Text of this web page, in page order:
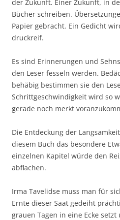
der Zukunft. Einer Zukunft, in
Bücher schreiben.
Papier gebracht. Ein Gedicht
druckreif.
Es sind Erinnerungen und
den Leser fesseln werden.
behäbig bestimmen sie den
Schrittgeschwindigkeit wird so
gerade noch merkt
Die Entdeckung der
diesem Buch das besondere
einzelnen Kapitel würde den
abflachen.
Irma Tavelidse muss man für
Ernte dieser Saat gedeiht
grauen Tagen in eine Ecke